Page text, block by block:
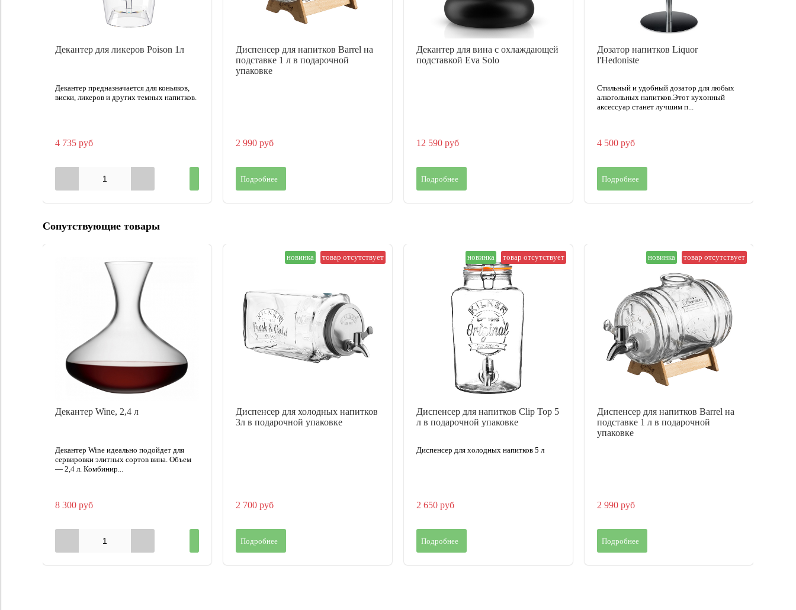
Декантер для ликеров Poison 1л
Декантер предназначается для коньяков,
виски, ликеров и других темных напитков.
4 735 руб
Диспенсер для напитков Barrel на
подставке 1 л в подарочной
упаковке
2 990 руб
Подробнее
Декантер для вина с охлаждающей
подставкой Eva Solo
12 590 руб
Подробнее
Дозатор напитков Liquor
l'Hedoniste
Стильный и удобный дозатор для любых
алкогольных напитков.Этот кухонный
аксессуар станет лучшим п...
4 500 руб
Подробнее
Сопутствующие товары
Декантер Wine, 2,4 л
Декантер Wine идеально подойдет для
сервировки элитных сортов вина. Объем
— 2,4 л. Комбинир...
8 300 руб
новинка товар отсутствует
Диспенсер для холодных напитков
3л в подарочной упаковке
2 700 руб
Подробнее
новинка товар отсутствует
Диспенсер для напитков Clip Top 5
л в подарочной упаковке
Диспенсер для холодных напитков 5 л
2 650 руб
Подробнее
новинка товар отсутствует
Диспенсер для напитков Barrel на
подставке 1 л в подарочной
упаковке
2 990 руб
Подробнее